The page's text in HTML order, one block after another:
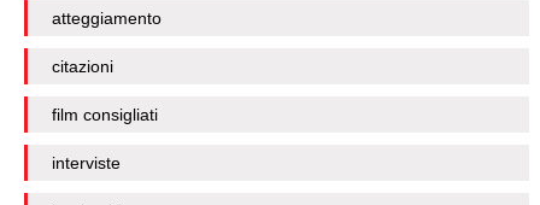
atteggiamento
citazioni
film consigliati
interviste